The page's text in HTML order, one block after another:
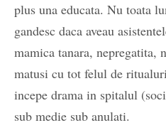
plus una educata. Nu toata
gandesc daca aveau
mamica tanara, nepregatita,
matusi cu tot felul de
incepe drama in spitalul
sub medie sub anulati.